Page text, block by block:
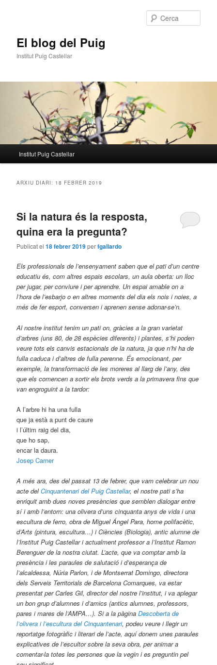
El blog del Puig
Institut Puig Castellar
principal
Institut Puig Castellar
ARXIU DIARI: 18 FEBRER 2019
Si la natura és la resposta,
quina era la pregunta?
Publicat el18 febrer 2019perfgallardo
Els professionals de l’ensenyament saben que el pati d’un centre
educatiu és, com altres espais escolars, un aula oberta: un lloc
per jugar, per conviure i per aprendre. Un espai amable on a
l’hora de l’esbarjo o en altres moments del dia els nois i noies, a
més de fer esport, conversen i aprenen sense adonar-se’n.
Al nostre institut tenim un pati on, gràcies a la gran varietat
d’arbres (uns 80, de 28 espècies diferents) i plantes, s’hi poden
veure tots els canvis estacionals de la natura, ja que n’hi ha de
fulla caduca i d’altres de fulla perenne. És emocionant, per
exemple, la transformació de les moreres al llarg de l’any, des
que els comencen a sortir els brots verds a la primavera fins que
van engroguint a la tardor:
A l’arbre hi ha una fulla
que ja està a punt de caure
i l’últim raig del dia,
que ho sap,
encar la daura.
Josep Carner
A més ara, des del passat 13 de febrer, que vam celebrar un nou
acte delCinquantenari del Puig Castellar, el nostre pati s’ha
enriquit amb dues noves presències que semblen dialogar entre
sí i amb l’entorn: una olivera d’uns cinquanta anys de vida i una
escultura de ferro, obra de Miguel Ángel Para, home polifacètic,
d’Arts (pintura, escultura…) i Ciències (Biologia), antic alumne de
l’Institut Puig Castellar i actualment professor a l’Institut Ramon
Berenguer de la nostra ciutat. L’acte, que va comptar amb la
presència i les paraules de salutació i d’esperança de
l’alcaldessa, Núria Parlon, i de Montserrat Domingo, directora
dels Serveis Territorials de Barcelona Comarques, va estar
presentat per Carles Gil, director del nostre l’institut, i va aplegar
un bon grup d’alumnes i d’amics (antics alumnes, professors,
pares i mares de l’AMPA…). Si a la pàginaDescoberta de
l’olivera i l’escultura del Cinquantenari, podeu veure i llegir un
reportatge fotogràfic i literari de l’acte, aquí donem unes paraules
explicatives de l’escultor sobre la seva obra, per animar a
comentar-la totes les persones que la vegin i es preguntin pel